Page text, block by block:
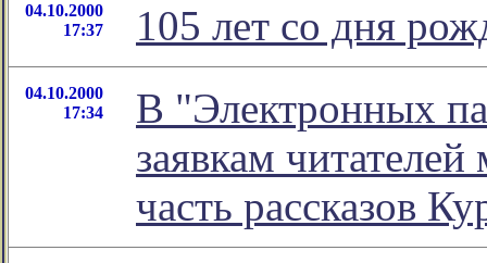
04.10.2000
17:37
105 лет со дня
04.10.2000
17:34
В "Электронных
заявкам
часть расcказов